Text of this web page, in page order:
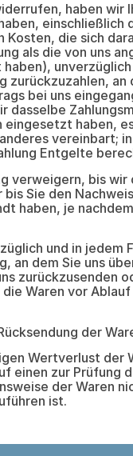
haben wir
Kosten, die sich
als die von uns
zurückzuzahlen,
bei uns
dasselbe
eingesetzt haben,
vereinbart;
Entgelte
verweigern, bis wir
Sie den
haben, je
und in jedem
an dem Sie uns
zurückzusenden
Waren vor
der
Wertverlust der
einen zur Prüfung
der Waren
ist.